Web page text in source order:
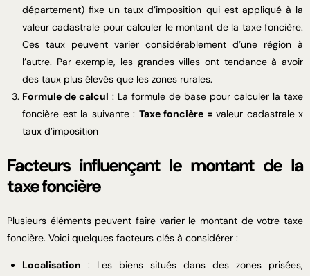
département) fixe un taux d’imposition qui est appliqué à la
valeur cadastrale pour calculer le montant de la taxe foncière.
Ces taux peuvent varier considérablement d’une région à
l’autre. Par exemple, les grandes villes ont tendance à avoir
des taux plus élevés que les zones rurales.
Formule de calcul : La formule de base pour calculer la taxe
foncière est la suivante : Taxe foncière = valeur cadastrale x
taux d’imposition
Facteurs influençant le montant de la
taxe foncière
Plusieurs éléments peuvent faire varier le montant de votre taxe
foncière. Voici quelques facteurs clés à considérer :
Localisation : Les biens situés dans des zones prisées,